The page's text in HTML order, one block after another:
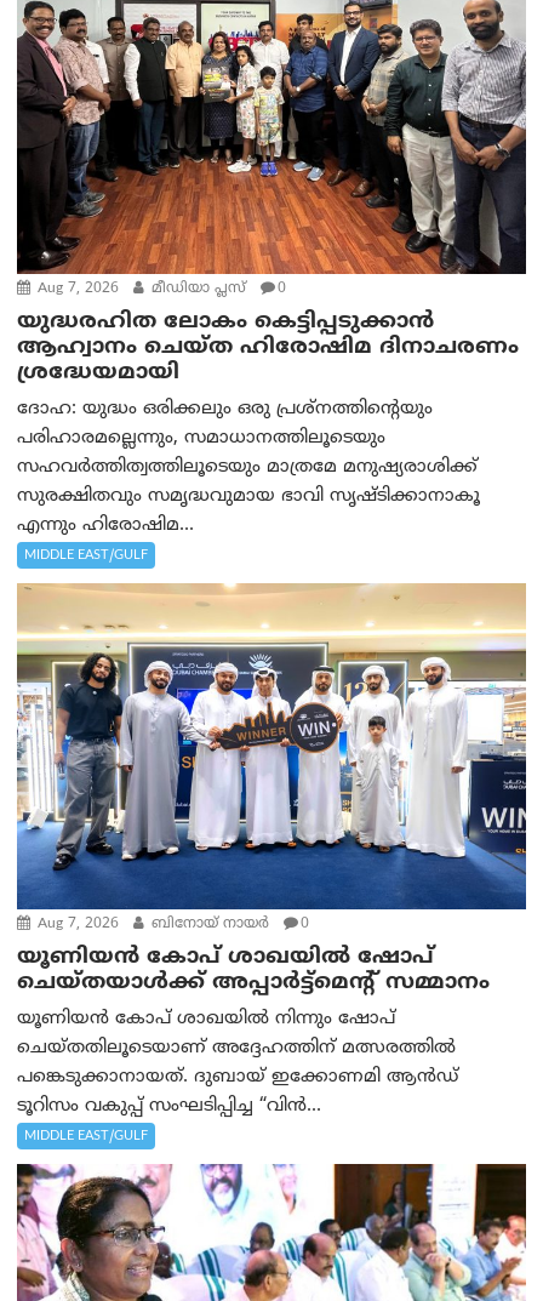
Aug 7, 2026 മീഡിയാ പ്ലസ് 0
യുദ്ധരഹിത ലോകം കെട്ടിപ്പടുക്കാന്‍
ആഹ്വാനം ചെയ്ത ഹിരോഷിമ ദിനാചരണം
ശ്രദ്ധേയമായി
ദോഹ: യുദ്ധം ഒരിക്കലും ഒരു പ്രശ്‌നത്തിന്റെയും
പരിഹാരമല്ലെന്നും, സമാധാനത്തിലൂടെയും
സഹവര്‍ത്തിത്വത്തിലൂടെയും മാത്രമേ മനുഷ്യരാശിക്ക്
സുരക്ഷിതവും സമൃദ്ധവുമായ ഭാവി സൃഷ്ടിക്കാനാകൂ
എന്നും ഹിരോഷിമ...
MIDDLE EAST/GULF
Aug 7, 2026 ബിനോയ് നായര്‍ 0
യൂണിയൻ കോപ് ശാഖയിൽ ഷോപ്
ചെയ്തയാൾക്ക് അപ്പാർട്ട്മെന്റ് സമ്മാനം
യൂണിയൻ കോപ് ശാഖയിൽ നിന്നും ഷോപ്
ചെയ്തതിലൂടെയാണ് അദ്ദേഹത്തിന് മത്സരത്തിൽ
പങ്കെടുക്കാനായത്. ദുബായ് ഇക്കോണമി ആൻഡ്
ടൂറിസം വകുപ്പ് സംഘടിപ്പിച്ച “വിൻ...
MIDDLE EAST/GULF